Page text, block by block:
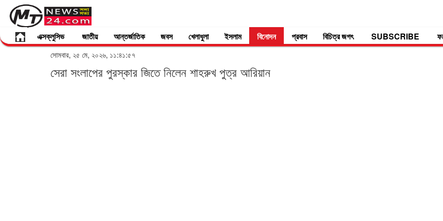
এক্সক্লুসিভ জাতীয় আন্তর্জাতিক জবস খেলাধুলা ইসলাম বিনোদন প্রবাস বিচিত্র জগৎ SUBSCRIBE
সোমবার, ২৫ মে, ২০২৬, ১১:৪১:৫৭
সেরা সংলাপের পুরস্কার জিতে নিলেন শাহরুখ পুত্র আরিয়ান